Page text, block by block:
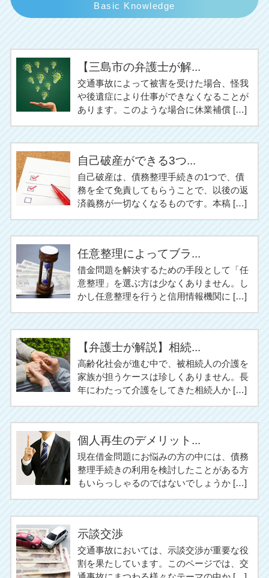
Basic Knowledge
【三島市の弁護士が解...
交通事故によって被害を受けた場合、怪我
や後遺症により仕事ができなくなることが
あります。このような場合に休業補償 […]
自己破産ができる3つ...
自己破産は、債務整理手続きの1つで、債
務を全て免責してもらうことで、以後の返
済義務が一切なくなるものです。本稿 […]
任意整理によってブラ...
借金問題を解決するための手段として「任
意整理」を選ぶ方は少なくありません。し
かし任意整理を行うと信用情報機関に […]
【弁護士が解説】相続...
高齢化社会が進む中で、被相続人の介護を
家族が担うケースは珍しくありません。長
年にわたって介護をしてきた相続人か […]
個人再生のデメリット...
現在借金問題にお悩みの方の中には、債務
整理手続きの利用を検討したことがある方
もいらっしゃるのではないでしょうか […]
示談交渉
交通事故においては、示談交渉が重要な役
割を果たしています。このページでは、交